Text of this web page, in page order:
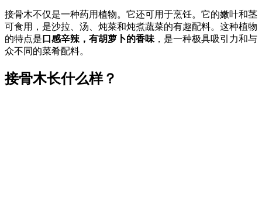
接骨木不仅是一种药用植物。它还可用于烹饪。它的嫩叶和茎
可食用，是沙拉、汤、炖菜和炖煮蔬菜的有趣配料。这种植物
的特点是 口感辛辣，有胡萝卜的香味 ，是一种极具吸引力和与
众不同的菜肴配料。
接骨木长什么样？